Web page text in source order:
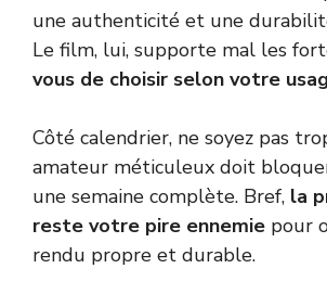
une authenticité et une
Le film, lui, supporte mal les
vous de choisir selon votre
Côté calendrier, ne soyez pas
amateur méticuleux doit
une semaine complète. Bref, la
reste votre pire ennemie pour
rendu propre et durable.